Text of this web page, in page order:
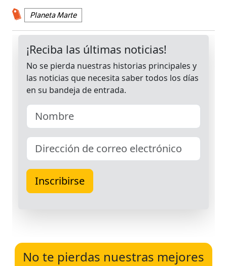
Planeta Marte
No te pierdas nuestras mejores